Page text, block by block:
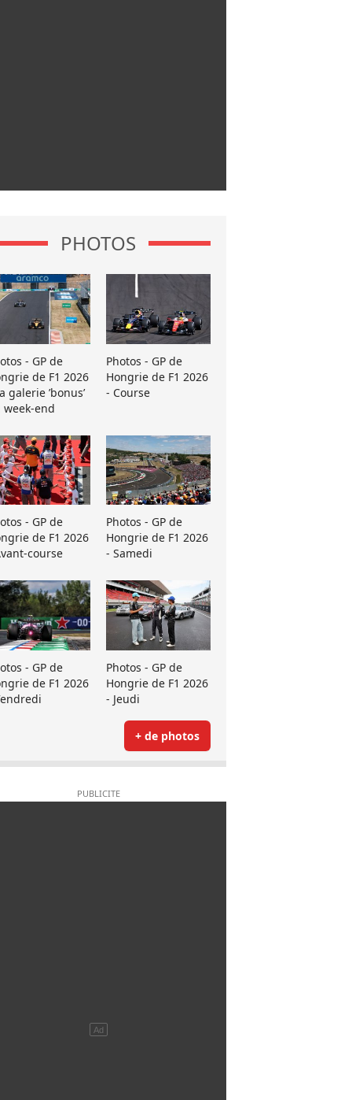
PHOTOS
- GP de
de F1 2026
galerie ’bonus’
week-end
Photos - GP de
Hongrie de F1 2026
- Course
- GP de
de F1 2026
course
Photos - GP de
Hongrie de F1 2026
- Samedi
- GP de
de F1 2026
Photos - GP de
Hongrie de F1 2026
- Jeudi
+ de photos